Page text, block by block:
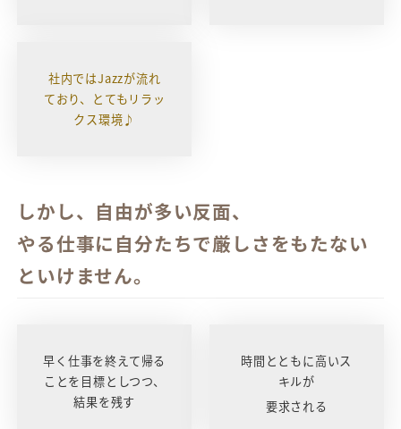
社内ではJazzが流れ
ており、とてもリラッ
クス環境♪
しかし、自由が多い反面、
やる仕事に自分たちで厳しさをもたない
といけません。
早く仕事を終えて帰る
ことを目標としつつ、
結果を残す
時間とともに高いス
キルが
要求される